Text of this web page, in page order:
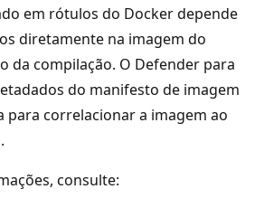
em rótulos do Docker depende
diretamente na imagem do
da compilação. O Defender para
do manifesto de imagem
para correlacionar a imagem ao
consulte: